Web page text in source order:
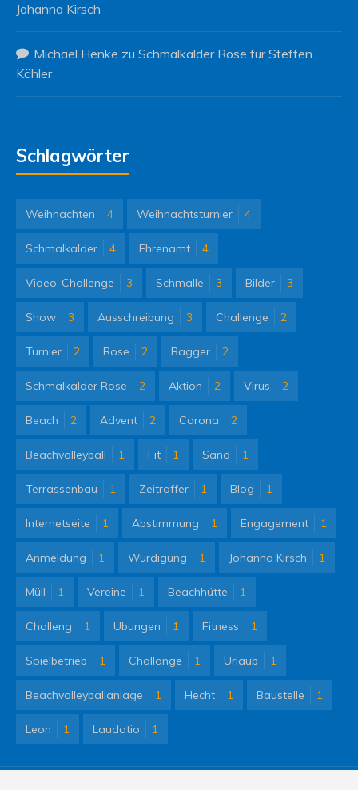
Johanna Kirsch
Michael Henke zu Schmalkalder Rose für Steffen
Köhler
Schlagwörter
Weihnachten 4 Weihnachtsturnier 4
Schmalkalder 4 Ehrenamt 4
Video-Challenge 3 Schmalle 3 Bilder 3
Show 3 Ausschreibung 3 Challenge 2
Turnier 2 Rose 2 Bagger 2
Schmalkalder Rose 2 Aktion 2 Virus 2
Beach 2 Advent 2 Corona 2
Beachvolleyball 1 Fit 1 Sand 1
Terrassenbau 1 Zeitraffer 1 Blog 1
Internetseite 1 Abstimmung 1 Engagement 1
Anmeldung 1 Würdigung 1 Johanna Kirsch 1
Müll 1 Vereine 1 Beachhütte 1
Challeng 1 Übungen 1 Fitness 1
Spielbetrieb 1 Challange 1 Urlaub 1
Beachvolleyballanlage 1 Hecht 1 Baustelle 1
Leon 1 Laudatio 1